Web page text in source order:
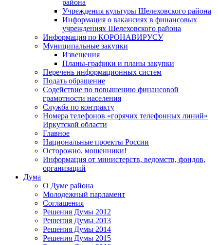
района
Учреждения культуры Шелеховского района
Информация о вакансиях в финансовых
учреждениях Шелеховского района
Информация по КОРОНАВИРУСУ
Муниципальные закупки
Извещения
Планы-графики и планы закупки
Перечень информационных систем
Подать обращение
Содействие по повышению финансовой
грамотности населения
Служба по контракту
Номера телефонов «горячих телефонных линий»
Иркутской области
Главное
Национальные проекты России
Осторожно, мошенники!
Информация от министерств, ведомств, фондов,
организаций
Дума
О Думе района
Молодежный парламент
Соглашения
Решения Думы 2012
Решения Думы 2013
Решения Думы 2014
Решения Думы 2015